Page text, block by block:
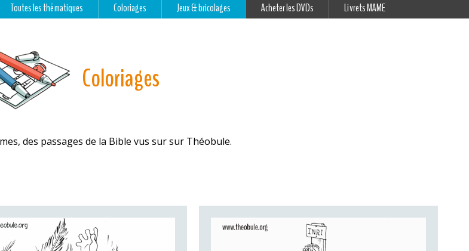
Toutes les thématiques Coloriages Jeux & bricolages Acheter les DVDs Livrets MAME
Coloriages
des passages de la Bible vus sur sur Théobule.